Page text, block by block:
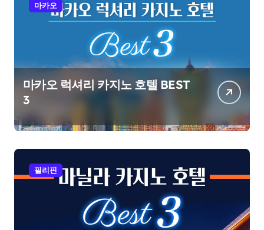
마카오
마카오 럭셔리 카지노 호텔 BEST
3
필리핀